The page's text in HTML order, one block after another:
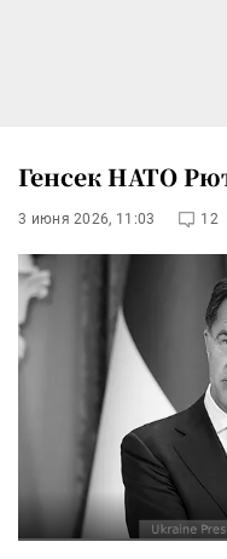
Генсек НАТО
3 июня 2026, 11:03 12